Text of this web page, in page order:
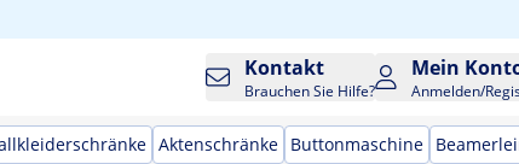
Kontakt
Brauchen Sie Hilfe?
Mein
Anmelden/
Aktenschränke Buttonmaschine